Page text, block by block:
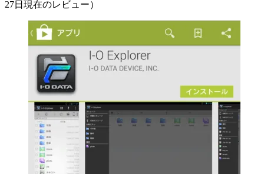
27日現在のレビュー）